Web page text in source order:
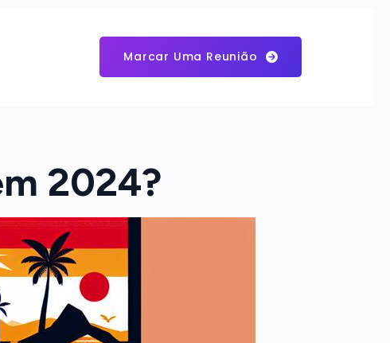
Marcar Uma Reunião
2024?